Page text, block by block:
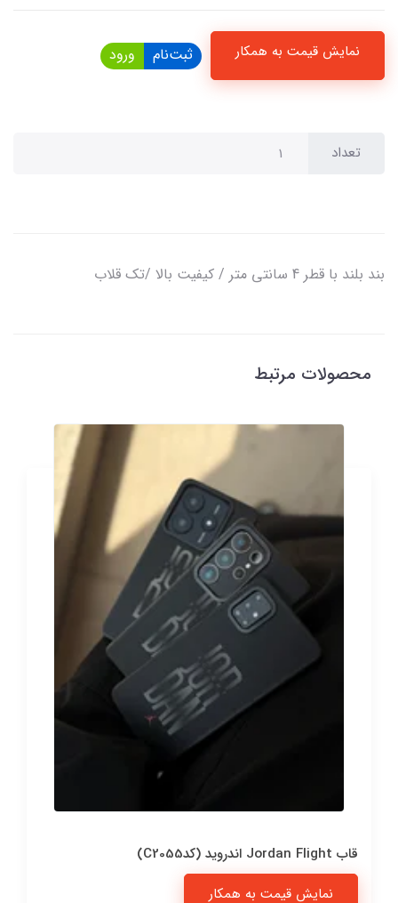
نمایش قیمت به همکار ثبت‌نام ورود
تعداد
بند بلند با قطر 4 سانتی متر / کیفیت بالا /تک قلاب
محصولات مرتبط
قاب Jordan Flight اندروید (کدC2055)
نمایش قیمت به همکار